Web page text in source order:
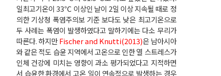
일최고기온이 33℃ 이상인 날이 2일 이상 지속될 때로 정
의한 기상청 폭염주의보 기준 보다도 낮은 최고기온으로
두 사례는 폭염이 발생하였다고 말하기에는 다소 무리가
따른다. 하지만Fischer and Knutti(2013)은 남아시아
와 같은 적도 습윤 지역에서 고온으로 인한 열 스트레스가
인체 건강에 미치는 영향이 과소 평가되었다고 지적하면
서 습윤한 환경에서 고온 일이 연속적으로 발생하는 경우